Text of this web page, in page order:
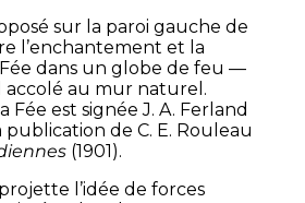
sur la paroi gauche de
l’enchantement et la
dans un globe de feu —
accolé au mur naturel.
Fée est signée J. A. Ferland
de C. E. Rouleau
(1901).
l’idée de forces